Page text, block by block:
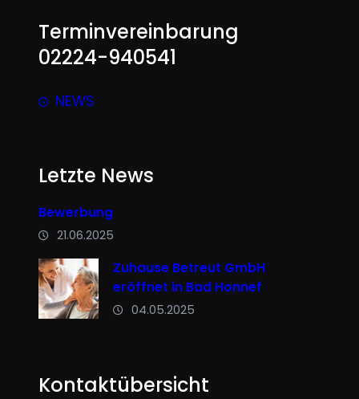
Terminvereinbarung
02224-940541
NEWS
Letzte News
Bewerbung
21.06.2025
Zuhause Betreut GmbH
eröffnet in Bad Honnef
04.05.2025
Kontaktübersicht